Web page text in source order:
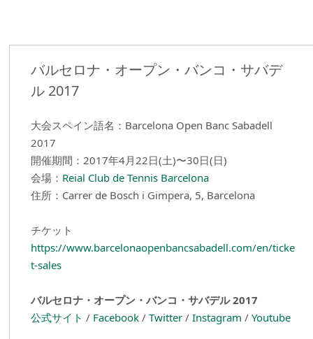
バルセロナ・オープン・バンコ・サバデ
ル 2017
大会スペイン語名：Barcelona Open Banc Sabadell
2017
開催期間：2017年4月22日(土)〜30日(日)
会場： Reial Club de Tennis Barcelona
住所：Carrer de Bosch i Gimpera, 5, Barcelona
チケット
https://www.barcelonaopenbancsabadell.com/en/ticke
t-sales
バルセロナ・オープン・バンコ・サバデル 2017
公式サイト / Facebook /Twitter /Instagram /Youtube